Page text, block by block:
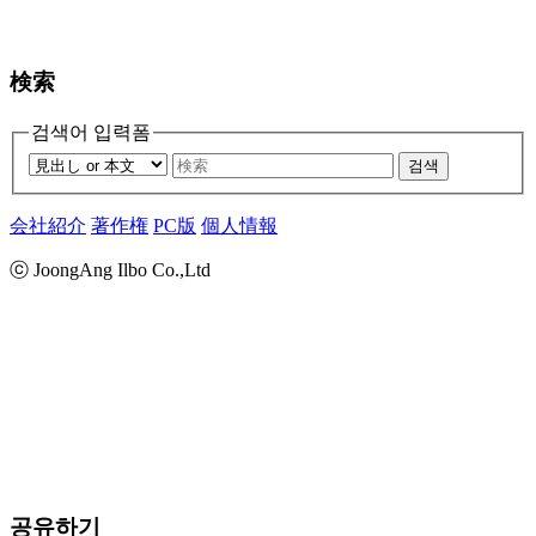
検索
검색어 입력폼
검색
会社紹介 著作権 PC版 個人情報
ⓒ JoongAng Ilbo Co.,Ltd
공유하기